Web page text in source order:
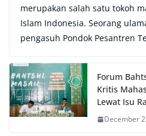
merupakan salah satu tokoh
Islam Indonesia. Seorang
pengasuh Pondok Pesantren
Forum
Kritis
Lewat Isu
December